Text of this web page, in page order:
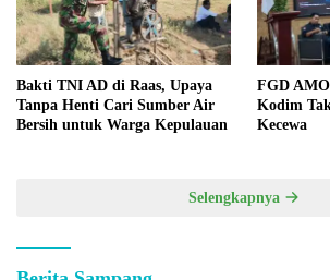
Bakti TNI AD di Raas, Upaya
Tanpa Henti Cari Sumber Air
Bersih untuk Warga Kepulauan
FGD
Kodim
Kecewa
Selengkapnya